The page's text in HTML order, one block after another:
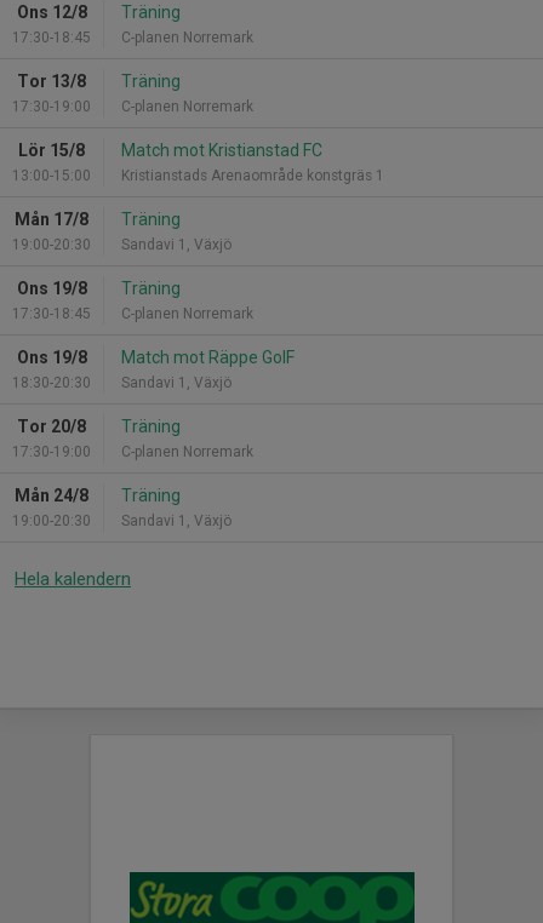
Ons 12/8
17:30-18:45
Träning
C-planen Norremark
Tor 13/8
17:30-19:00
Träning
C-planen Norremark
Lör 15/8
13:00-15:00
Match mot Kristianstad FC
Kristianstads Arenaområde konstgräs 1
Mån 17/8
19:00-20:30
Träning
Sandavi 1, Växjö
Ons 19/8
17:30-18:45
Träning
C-planen Norremark
Ons 19/8
18:30-20:30
Match mot Räppe GoIF
Sandavi 1, Växjö
Tor 20/8
17:30-19:00
Träning
C-planen Norremark
Mån 24/8
19:00-20:30
Träning
Sandavi 1, Växjö
Hela kalendern